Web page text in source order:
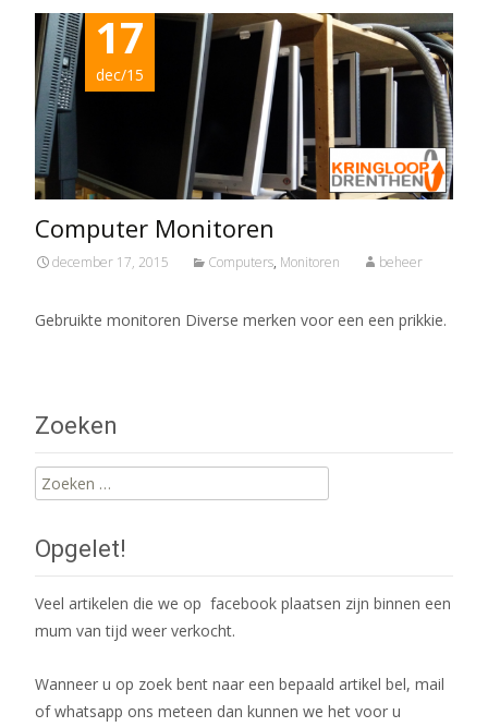
17
dec/15
Computer Monitoren
december 17, 2015 Computers, Monitoren beheer
Gebruikte monitoren Diverse merken voor een een prikkie.
Zoeken
Zoeken
naar:
Opgelet!
Veel artikelen die we op facebook plaatsen zijn binnen een
mum van tijd weer verkocht.
Wanneer u op zoek bent naar een bepaald artikel bel, mail
of whatsapp ons meteen dan kunnen we het voor u